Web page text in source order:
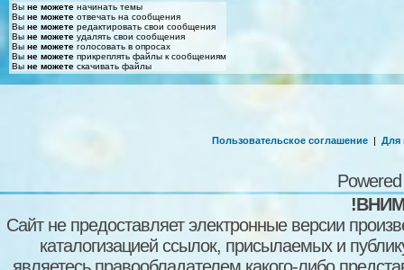
Вы не можете начинать темы
Вы не можете отвечать на сообщения
Вы не можете редактировать свои сообщения
Вы не можете удалять свои сообщения
Вы не можете голосовать в опросах
Вы не можете прикреплять файлы к сообщениям
Вы не можете скачивать файлы
Пользовательское соглашение | Для
Сайт не предоставляет электронные версии
каталогизацией ссылок, присылаемых и
являетесь правообладателем какого-либо